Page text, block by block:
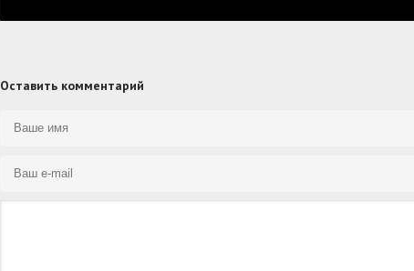
Оставить комментарий